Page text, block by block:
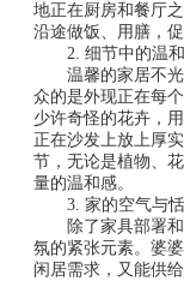
地正在厨房和餐厅
沿途做饭、用膳，
2. 细节中的温和
温馨的家居不光
众的是外现正在每
少许奇怪的花卉，
正在沙发上放上厚
节，无论是植物、
量的温和感。
3. 家的空气与恬
除了家具部署和
氛的紧张元素。婆
闲居需求，又能供